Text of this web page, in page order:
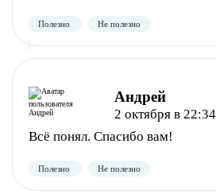
Андрей
2 октября в 22:34
Всё понял. Спасибо вам!